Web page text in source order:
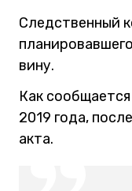
Следственный
вину.
Как сообщается
2019 года,
акта.